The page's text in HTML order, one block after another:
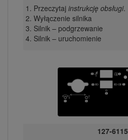
Przeczytaj instrukcję obsługi.
Wyłączenie silnika
Silnik – podgrzewanie
Silnik – uruchomienie
127-6115